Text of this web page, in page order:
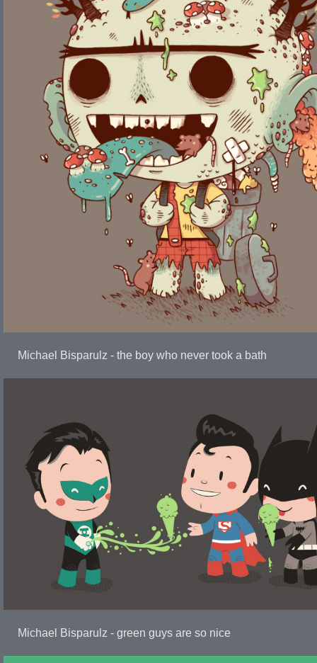
Michael Bisparulz - the boy who never took a bath
Michael Bisparulz - green guys are so nice